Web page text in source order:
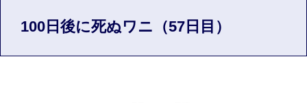
100日後に死ぬワニ（57日目）